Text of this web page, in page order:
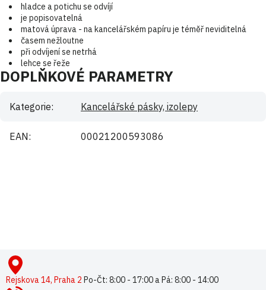
hladce a potichu se odvíjí
je popisovatelná
matová úprava - na kancelářském papíru je téměř neviditelná
časem nežloutne
při odvíjení se netrhá
lehce se řeže
DOPLŇKOVÉ PARAMETRY
Kategorie: Kancelářské pásky, izolepy
EAN: 00021200593086
pRejskova 14, Praha 2 Po-Čt: 8:00 - 17:00 a Pá: 8:00 - 14:00